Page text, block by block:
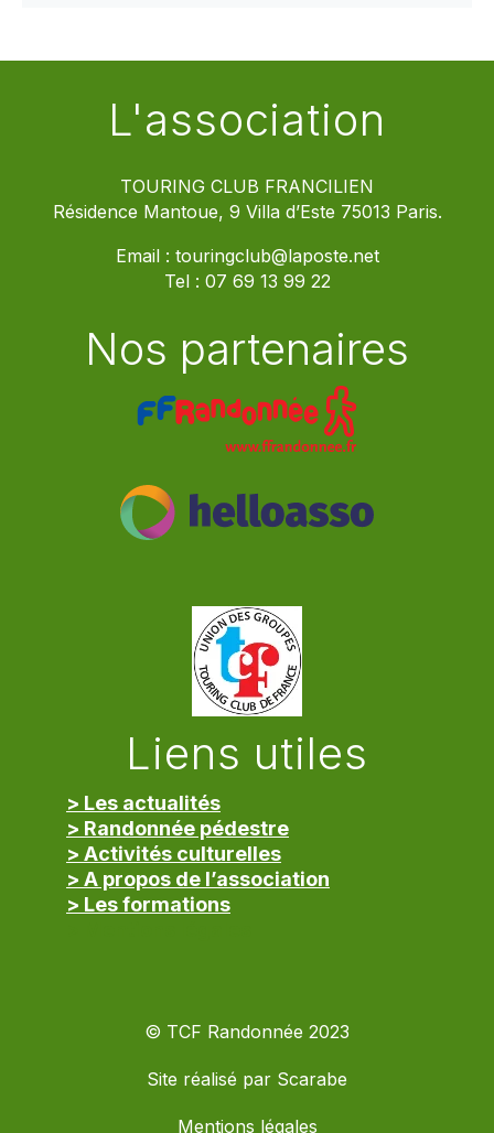
L'association
TOURING CLUB FRANCILIEN
Résidence Mantoue, 9 Villa d’Este 75013 Paris.
Email : touringclub@laposte.net
Tel : 07 69 13 99 22
Nos partenaires
Liens utiles
> Les actualités
> Randonnée pédestre
> Activités culturelles
> A propos de l’association
> Les formations
© TCF Randonnée 2023
Site réalisé par Scarabe
Mentions légales